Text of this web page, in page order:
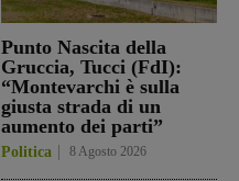
Punto Nascita della
Gruccia, Tucci (FdI):
“Montevarchi è sulla
giusta strada di un
aumento dei parti”
Politica 8 Agosto 2026